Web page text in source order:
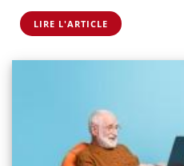
LIRE L'ARTICLE